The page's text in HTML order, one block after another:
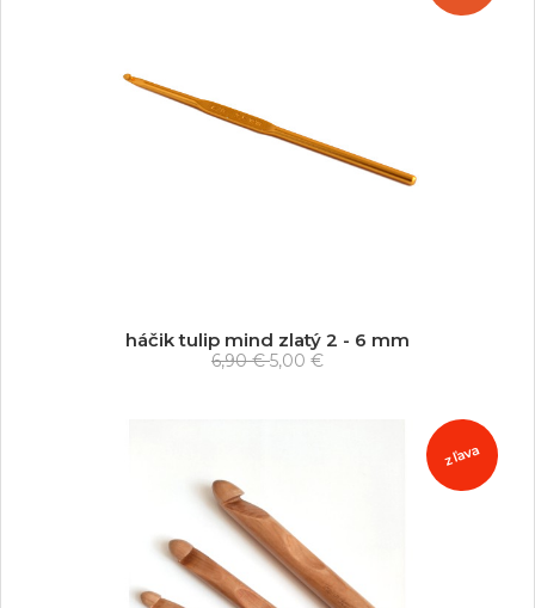
háčik tulip mind zlatý 2 - 6 mm
6,90 €5,00 €
zľava